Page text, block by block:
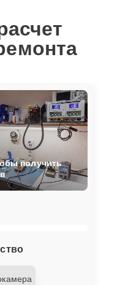
получить